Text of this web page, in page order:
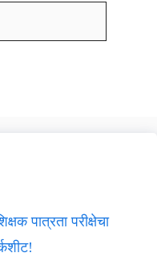
पात्रता परीक्षेचा